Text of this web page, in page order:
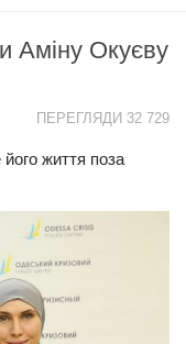
Аміну Окуєву
ПЕРЕГЛЯДИ 32 729
життя поза